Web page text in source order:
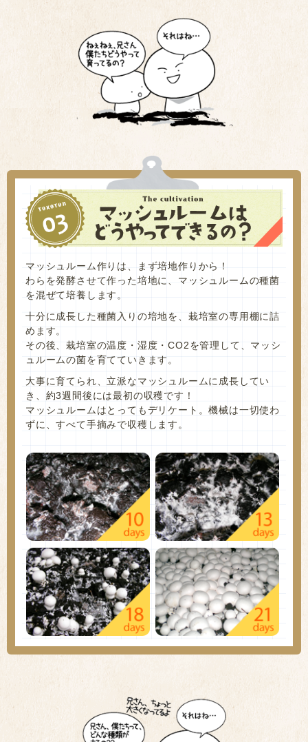
マッシュルーム作りは、まず培地作りから！
わらを発酵させて作った培地に、マッシュルームの種菌
を混ぜて培養します。
十分に成長した種菌入りの培地を、栽培室の専用棚に詰
めます。
その後、栽培室の温度・湿度・CO2を管理して、マッシ
ュルームの菌を育てていきます。
大事に育てられ、立派なマッシュルームに成長してい
き、約3週間後には最初の収穫です！
マッシュルームはとってもデリケート。機械は一切使わ
ずに、すべて手摘みで収穫します。